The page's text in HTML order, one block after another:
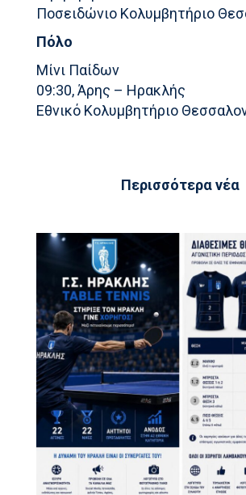
Ποσειδώνιο Κολυμβητήριο
Πόλο
Μίνι Παίδων
09:30, Άρης – Ηρακλής
Εθνικό Κολυμβητήριο
Περισσότερα νέα